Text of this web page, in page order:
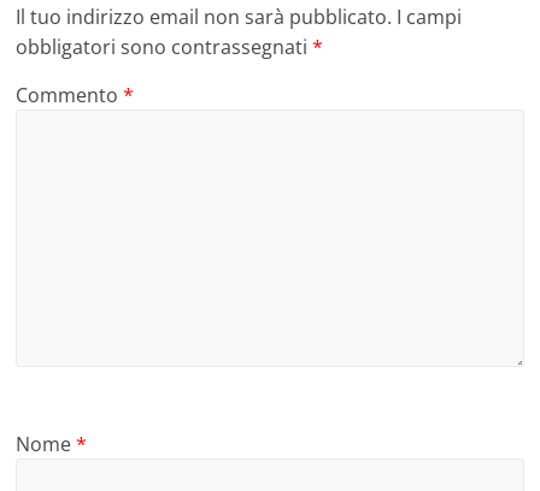
Il tuo indirizzo email non sarà pubblicato. I campi
obbligatori sono contrassegnati*
Commento*
Nome*